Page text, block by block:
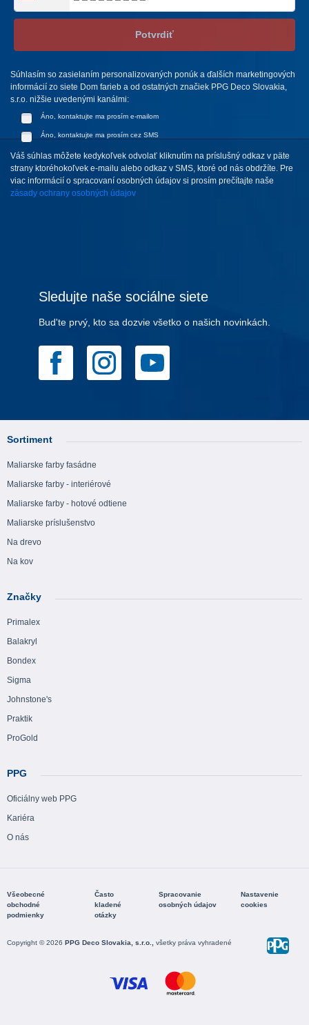
Potvrdiť
Súhlasím so zasielaním personalizovaných ponúk a ďalších marketingových
informácií zo siete Dom farieb a od ostatných značiek PPG Deco Slovakia,
s.r.o. nižšie uvedenými kanálmi:
Áno, kontaktujte ma prosím e-mailom
Áno, kontaktujte ma prosím cez SMS
Váš súhlas môžete kedykoľvek odvolať kliknutím na príslušný odkaz v päte
strany ktoréhokoľvek e-mailu alebo odkaz v SMS, ktoré od nás obdržíte. Pre
viac informácií o spracovaní osobných údajov si prosím prečítajte naše
zásady ochrany osobných údajov
Sledujte naše sociálne siete
Bud'te prvý, kto sa dozvie všetko o našich novinkách.
Sortiment
Maliarske farby fasádne
Maliarske farby - interiérové
Maliarske farby - hotové odtiene
Maliarske príslušenstvo
Na drevo
Na kov
Značky
Primalex
Balakryl
Bondex
Sigma
Johnstone's
Praktik
ProGold
PPG
Oficiálny web PPG
Kariéra
O nás
Všeobecné
obchodné
podmienky
Často
kladené
otázky
Spracovanie
osobných údajov
Nastavenie
cookies
Copyright © 2026 PPG Deco Slovakia, s.r.o., všetky práva vyhradené